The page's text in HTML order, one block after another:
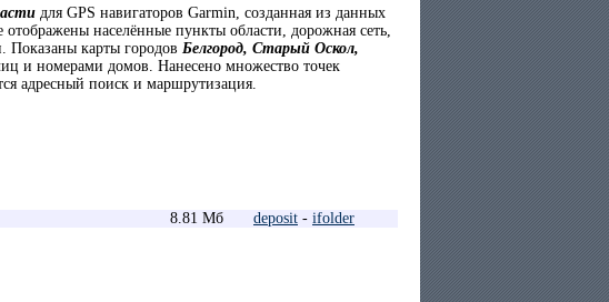
для GPS навигаторов Garmin, созданная из данных
отображены населённые пункты области, дорожная сеть,
Показаны карты городов Белгород, Старый Оскол,
и номерами домов. Нанесено множество точек
адресный поиск и маршрутизация.
8.81 Мб deposit - ifolder